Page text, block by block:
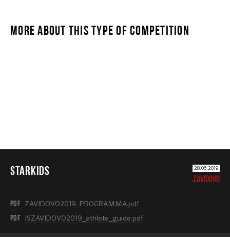
MORE ABOUT THIS TYPE OF COMPETITION
STARKIDS 28.06.2019
ZAVIDOVO
PDF ZAVIDOVO2019_PROGRAMMA.pdf
PDF ISZAVIDOVO2019_athlete_guide.pdf